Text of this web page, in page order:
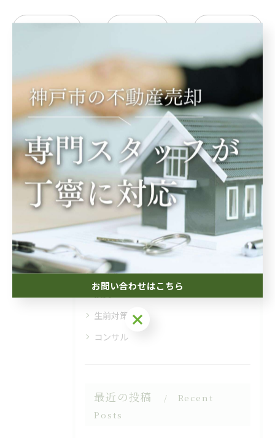
関連タグ
#税務署 #遺産分割 #税金
カテゴリー Categories
全てのカテゴリー
空き家
投資
生前対策
コンサル
最近の投稿
Recent
Posts
お問い合わせはこちら
お問い合わせはこちら